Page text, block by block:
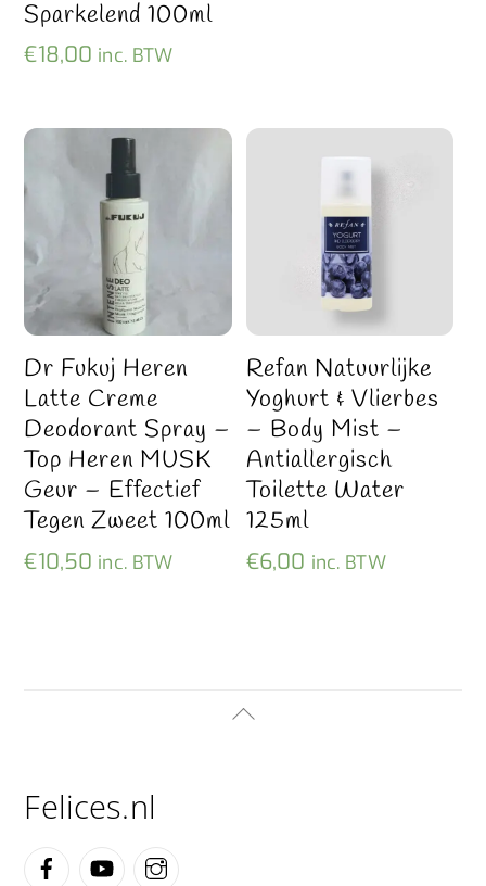
Sparkelend 100ml
€18,00 inc. BTW
Dr Fukuj Heren
Latte Creme
Deodorant Spray –
Top Heren MUSK
Geur – Effectief
Tegen Zweet 100ml
€10,50 inc. BTW
Refan Natuurlijke
Yoghurt & Vlierbes
– Body Mist –
Antiallergisch
Toilette Water
125ml
€6,00 inc. BTW
Back
Felices.nl
FacebookYouTube